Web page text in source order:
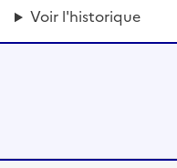
Voir l'historique